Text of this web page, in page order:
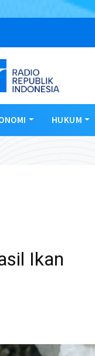
HUKUM
Ikan